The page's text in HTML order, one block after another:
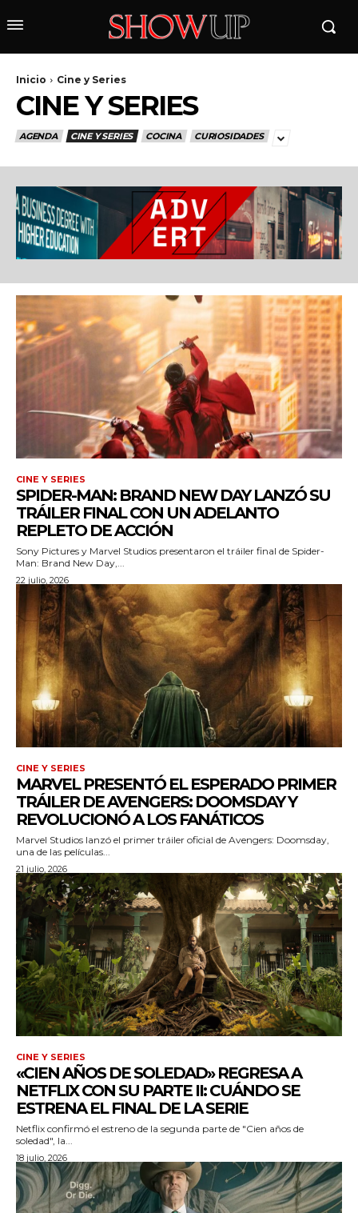
Inicio Cine y Series
CINE Y SERIES
AGENDA CINE Y SERIES COCINA CURIOSIDADES
CINE Y SERIES
SPIDER-MAN: BRAND NEW DAY LANZÓ SU
TRÁILER FINAL CON UN ADELANTO
REPLETO DE ACCIÓN
Sony Pictures y Marvel Studios presentaron el tráiler final de Spider-
Man: Brand New Day,...
22 julio, 2026
CINE Y SERIES
MARVEL PRESENTÓ EL ESPERADO PRIMER
TRÁILER DE AVENGERS: DOOMSDAY Y
REVOLUCIONÓ A LOS FANÁTICOS
Marvel Studios lanzó el primer tráiler oficial de Avengers: Doomsday,
una de las películas...
21 julio, 2026
CINE Y SERIES
«CIEN AÑOS DE SOLEDAD» REGRESA A
NETFLIX CON SU PARTE II: CUÁNDO SE
ESTRENA EL FINAL DE LA SERIE
Netflix confirmó el estreno de la segunda parte de "Cien años de
soledad", la...
18 julio, 2026